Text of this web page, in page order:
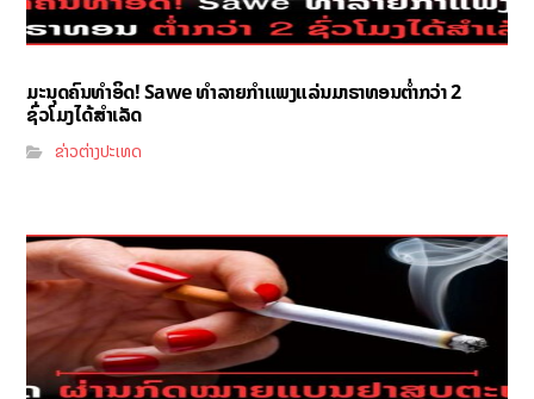
ມະນຸດຄົນທຳອິດ! Sawe ທຳລາຍກຳແພງແລ່ນມາຣາທອນຕ່ຳກວ່າ 2
ຊົ່ວໂມງໄດ້ສຳເລັດ
ຂ່າວຕ່າງປະເທດ